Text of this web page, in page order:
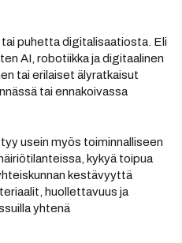
puhetta digitalisaatiosta. Eli
AI, robotiikka ja digitaalinen
tai erilaiset älyratkaisut
tai ennakoivassa
usein myös toiminnalliseen
kykyä toipua
kestävyyttä
huollettavuus ja
yhtenä